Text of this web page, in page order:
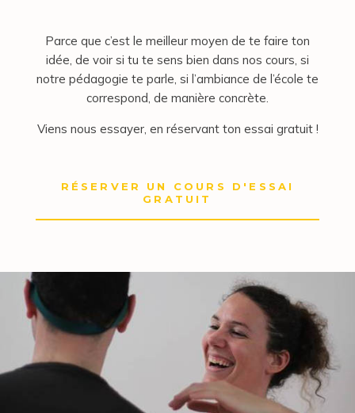
Parce que c’est le meilleur moyen de te faire ton
idée, de voir si tu te sens bien dans nos cours, si
notre pédagogie te parle, si l’ambiance de l’école te
correspond, de manière concrète.
Viens nous essayer, en réservant ton essai gratuit !
RÉSERVER UN COURS D'ESSAI
GRATUIT